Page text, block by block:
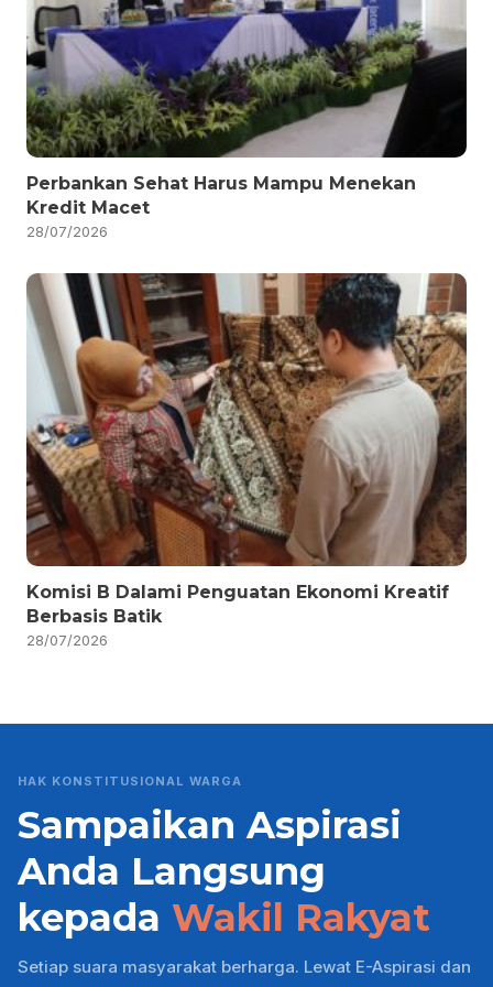
Perbankan Sehat Harus Mampu Menekan
Kredit Macet
28/07/2026
Komisi B Dalami Penguatan Ekonomi Kreatif
Berbasis Batik
28/07/2026
HAK KONSTITUSIONAL WARGA
Sampaikan Aspirasi
Anda Langsung
kepada Wakil Rakyat
Setiap suara masyarakat berharga. Lewat E-Aspirasi dan